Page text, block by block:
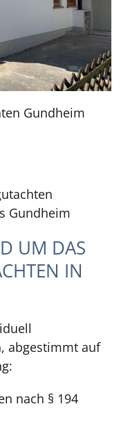
UM DAS
IN
abgestimmt auf
nach § 194